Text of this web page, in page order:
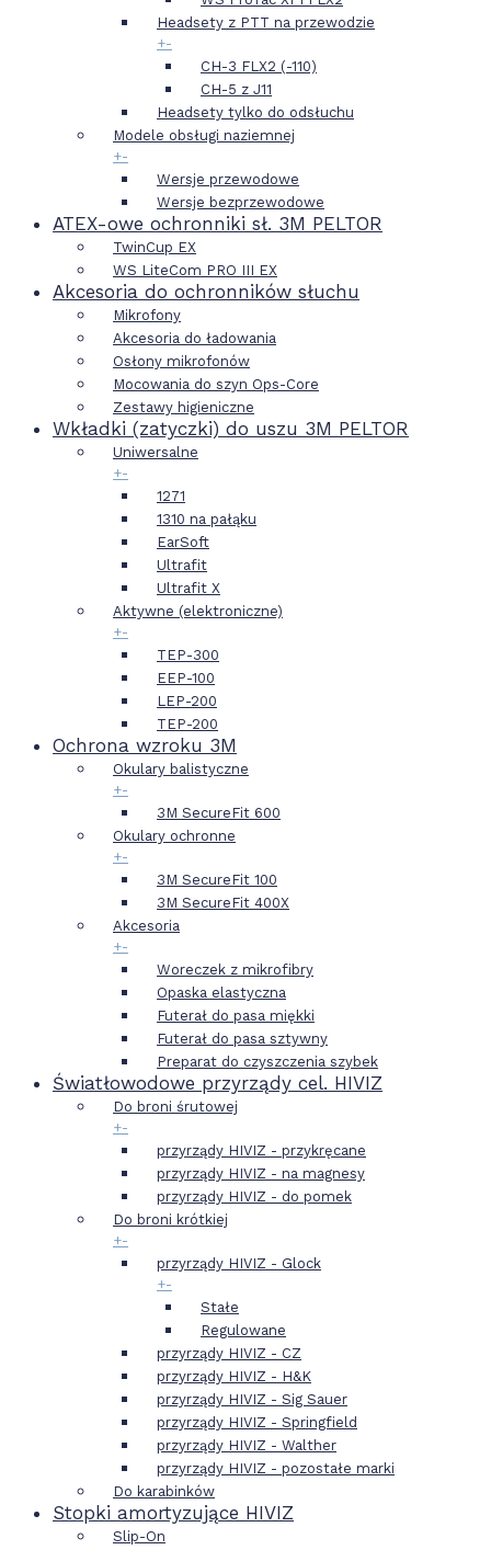
Headsety z PTT na przewodzie
+-
CH-3 FLX2 (-110)
CH-5 z J11
Headsety tylko do odsłuchu
Modele obsługi naziemnej
+-
Wersje przewodowe
Wersje bezprzewodowe
ATEX-owe ochronniki sł. 3M PELTOR
TwinCup EX
WS LiteCom PRO III EX
Akcesoria do ochronników słuchu
Mikrofony
Akcesoria do ładowania
Osłony mikrofonów
Mocowania do szyn Ops-Core
Zestawy higieniczne
Wkładki (zatyczki) do uszu 3M PELTOR
Uniwersalne
+-
1271
1310 na pałąku
EarSoft
Ultrafit
Ultrafit X
Aktywne (elektroniczne)
+-
TEP-300
EEP-100
LEP-200
TEP-200
Ochrona wzroku 3M
Okulary balistyczne
+-
3M SecureFit 600
Okulary ochronne
+-
3M SecureFit 100
3M SecureFit 400X
Akcesoria
+-
Woreczek z mikrofibry
Opaska elastyczna
Futerał do pasa miękki
Futerał do pasa sztywny
Preparat do czyszczenia szybek
Światłowodowe przyrządy cel. HIVIZ
Do broni śrutowej
+-
przyrządy HIVIZ - przykręcane
przyrządy HIVIZ - na magnesy
przyrządy HIVIZ - do pomek
Do broni krótkiej
+-
przyrządy HIVIZ - Glock
+-
Stałe
Regulowane
przyrządy HIVIZ - CZ
przyrządy HIVIZ - H&K
przyrządy HIVIZ - Sig Sauer
przyrządy HIVIZ - Springfield
przyrządy HIVIZ - Walther
przyrządy HIVIZ - pozostałe marki
Do karabinków
Stopki amortyzujące HIVIZ
Slip-On